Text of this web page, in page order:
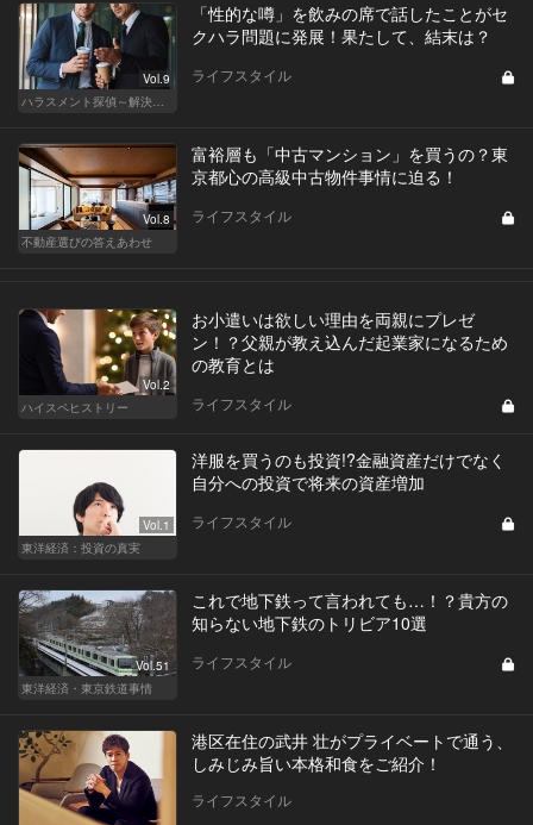
Vol.9
ハラスメント探偵～解決編～
「性的な噂」を飲みの席で話したことがセ
クハラ問題に発展！果たして、結末は？
ライフスタイル
Vol.8
不動産選びの答えあわせ
富裕層も「中古マンション」を買うの？東
京都心の高級中古物件事情に迫る！
ライフスタイル
Vol.2
ハイスペヒストリー
お小遣いは欲しい理由を両親にプレゼ
ン！？父親が教え込んだ起業家になるため
の教育とは
ライフスタイル
Vol.1
東洋経済：投資の真実
洋服を買うのも投資!?金融資産だけでなく
自分への投資で将来の資産増加
ライフスタイル
Vol.51
東洋経済・東京鉄道事情
これで地下鉄って言われても…！？貴方の
知らない地下鉄のトリビア10選
ライフスタイル
港区在住の武井 壮がプライベートで通う、
しみじみ旨い本格和食をご紹介！
ライフスタイル